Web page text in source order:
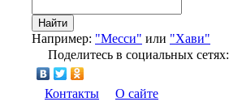
Найти
Например: "Месси" или "Хави"
Поделитесь в социальных сетях:
Контакты О сайте